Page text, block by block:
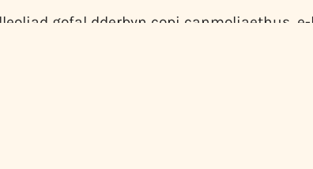
gofal dderbyn copi canmoliaethus,